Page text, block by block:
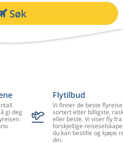
Søk
gi deg
Flytilbud
Vi finner de beste
sortert etter billigste,
eller beste. Vi viser fly
forskjellige
du kan bestille og kjøpe
din.